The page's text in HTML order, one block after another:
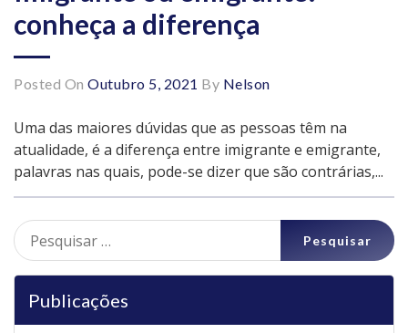
conheça a diferença
Posted On Outubro 5, 2021 By Nelson
Uma das maiores dúvidas que as pessoas têm na
atualidade, é a diferença entre imigrante e emigrante,
palavras nas quais, pode-se dizer que são contrárias,...
Pesquisar
por:
Publicações